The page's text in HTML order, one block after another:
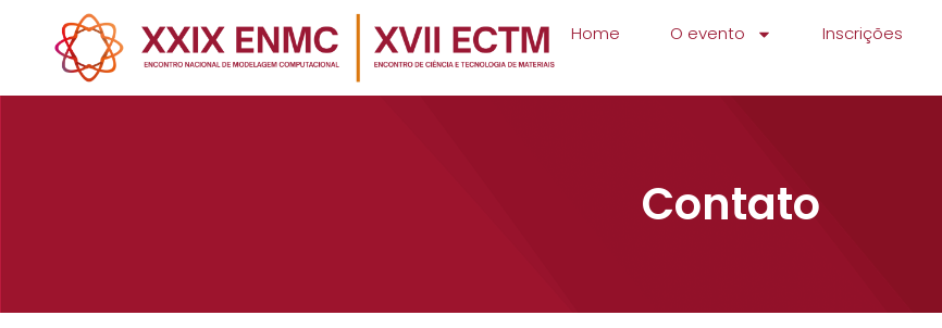
Home O evento Inscrições
Contato